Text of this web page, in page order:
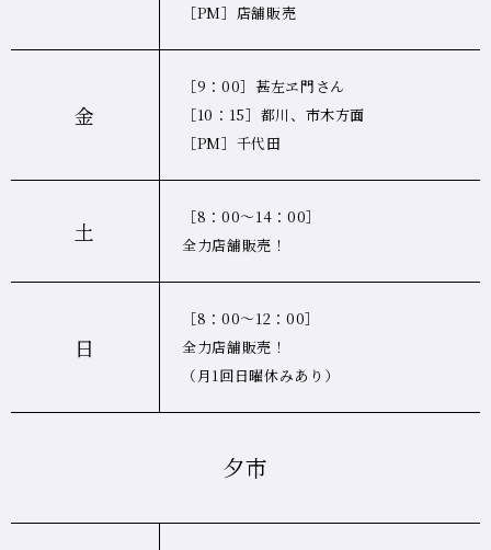
［PM］店舗販売
金
［9：00］甚左ヱ門さん
［10：15］都川、市木方面
［PM］千代田
土
［8：00～14：00］
全力店舗販売！
日
［8：00～12：00］
全力店舗販売！
（月1回日曜休みあり）
夕市